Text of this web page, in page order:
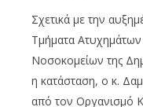
Σχετικά με την
Τμήματα
Νοσοκομείων της
η κατάσταση, ο κ.
από τον Οργανισμό